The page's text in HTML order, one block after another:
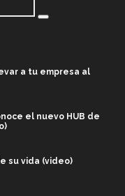
a tu empresa al
el nuevo HUB de
su vida (video)